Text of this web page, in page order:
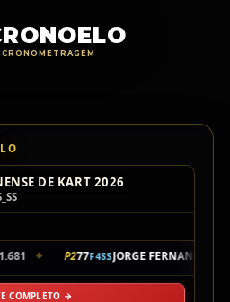
CRONOMETRAGEM
DE KART 2026
◆ P277F4SSJORGE FERNANDES
COMPLETO →